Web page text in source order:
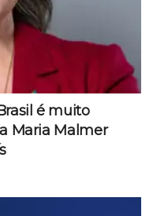
é muito
Maria Malmer